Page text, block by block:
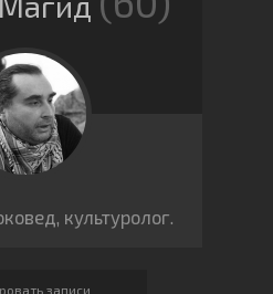
культуролог.
записи